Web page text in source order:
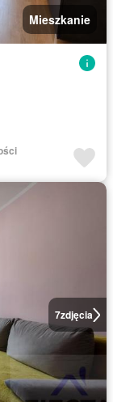
Mieszkanie
7zdjęcia